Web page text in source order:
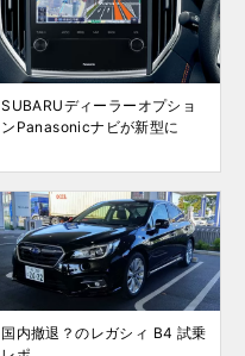
SUBARUディーラーオプショ
ンPanasonicナビが新型に
国内撤退？のレガシィ B4 試乗